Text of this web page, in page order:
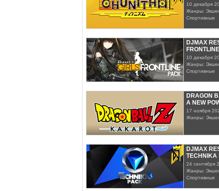
10 декабря
Жанры:
Спортивные
DJMAX
10 декабря
Жанры:
Спортивные
DRAGON
A NEW
17 ноября
Жанры:
DJMAX
TECHNIKA
24 сентября
Жанры:
Спортивные